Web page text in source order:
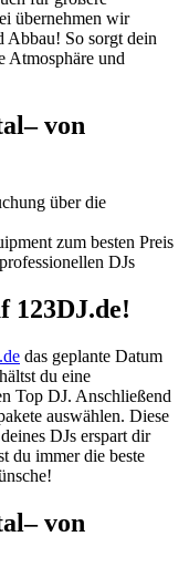
übernehmen wir
Abbau! So sorgt dein
Atmosphäre und
von
über die
zum besten Preis
DJs
123DJ.de!
das geplante Datum
du eine
Top DJ. Anschließend
auswählen. Diese
DJs erspart dir
du immer die beste
von